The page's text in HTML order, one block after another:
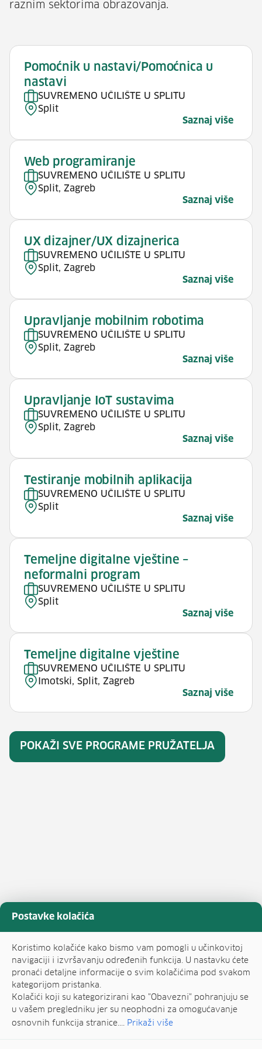
Postavke kolačića
Koristimo kolačiće kako bismo vam pomogli u učinkovitoj
navigaciji i izvršavanju određenih funkcija. U nastavku ćete
pronaći detaljne informacije o svim kolačićima pod svakom
kategorijom pristanka.
Kolačići koji su kategorizirani kao "Obavezni" pohranjuju se
u vašem pregledniku jer su neophodni za omogućavanje
osnovnih funkcija stranice.... Prikaži više
raznim sektorima obrazovanja.
Pomoćnik u nastavi/Pomoćnica u
nastavi
SUVREMENO UČILIŠTE U SPLITU
Split
Saznaj više
Web programiranje
SUVREMENO UČILIŠTE U SPLITU
Split, Zagreb
Saznaj više
UX dizajner/UX dizajnerica
SUVREMENO UČILIŠTE U SPLITU
Split, Zagreb
Saznaj više
Upravljanje mobilnim robotima
SUVREMENO UČILIŠTE U SPLITU
Split, Zagreb
Saznaj više
Upravljanje IoT sustavima
SUVREMENO UČILIŠTE U SPLITU
Split, Zagreb
Saznaj više
Testiranje mobilnih aplikacija
SUVREMENO UČILIŠTE U SPLITU
Split
Saznaj više
Temeljne digitalne vještine –
neformalni program
SUVREMENO UČILIŠTE U SPLITU
Split
Saznaj više
Temeljne digitalne vještine
SUVREMENO UČILIŠTE U SPLITU
Imotski, Split, Zagreb
Saznaj više
POKAŽI SVE PROGRAME PRUŽATELJA